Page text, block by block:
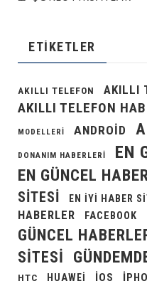
ETIKETLER
AKILLI TELEFON AKILLI
AKILLI TELEFON
MODELLERI ANDROID
DONANIM HABERLERI EN
EN GÜNCEL
SITESI
EN IYI HABER
HABERLER
FACEBOOK
GÜNCEL
SITESI
HTC
HUAWEI IOS